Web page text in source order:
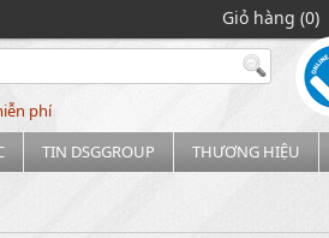
Giỏ hàng (0)
phí
TIN DSGGROUP THƯƠNG HIỆU